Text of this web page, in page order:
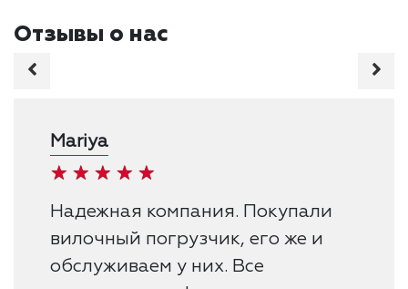
Отзывы о нас
Mariya
Надежная компания. Покупали
вилочный погрузчик, его же и
обслуживаем у них. Все